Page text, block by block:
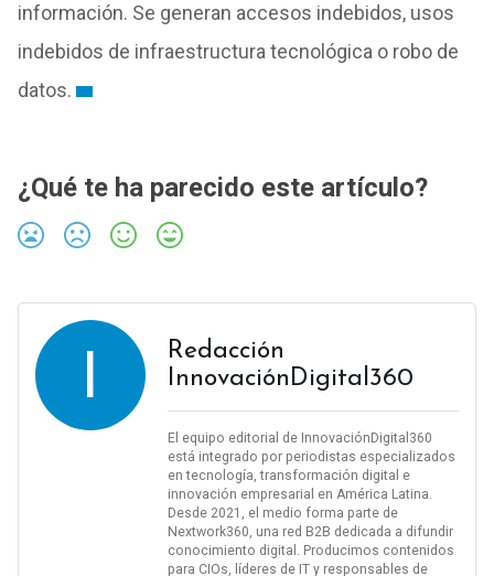
información. Se generan accesos indebidos, usos
indebidos de infraestructura tecnológica o robo de
datos.
¿Qué te ha parecido este artículo?
I
Redacción
InnovaciónDigital360
El equipo editorial de InnovaciónDigital360
está integrado por periodistas especializados
en tecnología, transformación digital e
innovación empresarial en América Latina.
Desde 2021, el medio forma parte de
Nextwork360, una red B2B dedicada a difundir
conocimiento digital. Producimos contenidos
para CIOs, líderes de IT y responsables de